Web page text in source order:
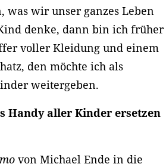
was wir unser ganzes Leben
denke, dann bin ich früher
voller Kleidung und einem
den möchte ich als
weitergeben.
Handy aller Kinder ersetzen
von Michael Ende in die